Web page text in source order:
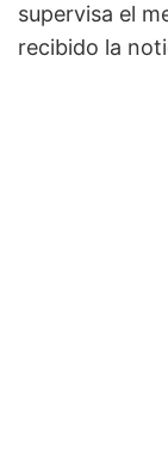
supervisa el
recibido la